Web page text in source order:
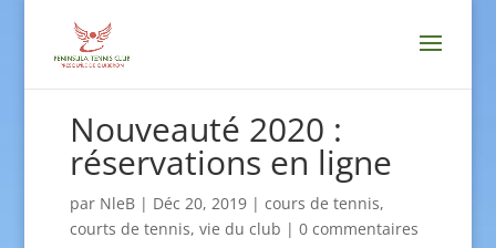
Nouveauté 2020 :
réservations en ligne
par NleB| Déc 20, 2019| cours de tennis,
courts de tennis, vie du club | 0 commentaires